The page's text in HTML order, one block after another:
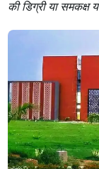
की डिग्री या समकक्ष